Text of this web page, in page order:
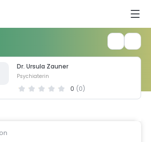
Dr. Ursula Zauner
Psychiaterin
0 (0)